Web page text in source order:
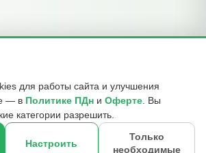
Красная, д. 4
для работы сайта и улучшения
— в Политике ПДн и Оферте . Вы
категории разрешить.
Настроить
Только
необходимые